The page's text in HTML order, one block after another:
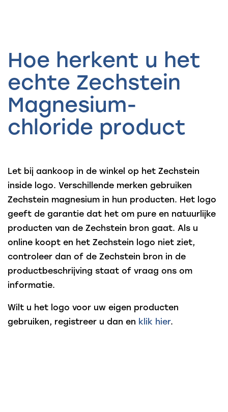
Hoe herkent u het
echte Zechstein
Magnesium-
chloride product
Let bij aankoop in de winkel op het Zechstein
inside logo. Verschillende merken gebruiken
Zechstein magnesium in hun producten. Het logo
geeft de garantie dat het om pure en natuurlijke
producten van de Zechstein bron gaat. Als u
online koopt en het Zechstein logo niet ziet,
controleer dan of de Zechstein bron in de
productbeschrijving staat of vraag ons om
informatie.
Wilt u het logo voor uw eigen producten
gebruiken, registreer u dan en klik hier.